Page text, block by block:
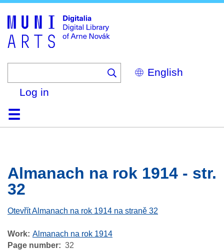
Select
your
Log in
HomeBrowse
Search
About
HelpContactDigitalia
Almanach na rok 1914 - str.
32
Otevřít Almanach na rok 1914 na straně 32
Work Almanach na rok 1914
Page number
32